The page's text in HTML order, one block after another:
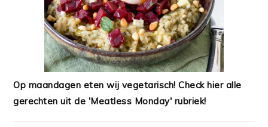
Op maandagen eten wij vegetarisch! Check hier alle
gerechten uit de 'Meatless Monday' rubriek!